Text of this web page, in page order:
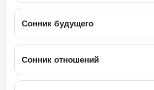
Сонник будущего
Сонник отношений